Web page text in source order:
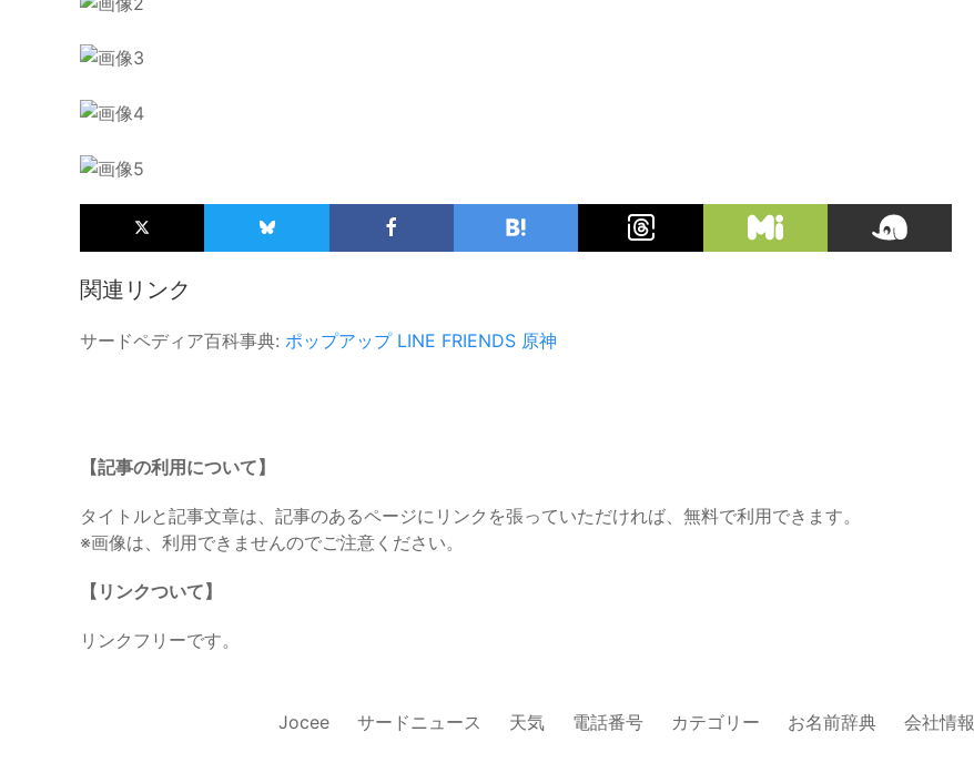
関連リンク
サードペディア百科事典: ポップアップ LINE FRIENDS 原神
【記事の利用について】
タイトルと記事文章は、記事のあるページにリンクを張っていただければ、無料で利用できます。
※画像は、利用できませんのでご注意ください。
【リンクついて】
リンクフリーです。
Jocee サードニュース 天気 電話番号 カテゴリー お名前辞典 会社情報